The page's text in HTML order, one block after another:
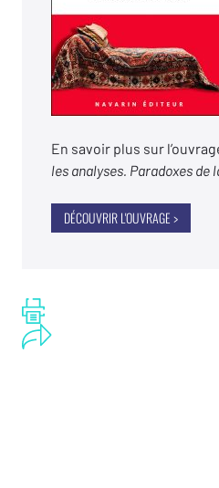
En savoir plus sur
les analyses. Paradoxes de
DÉCOUVRIR L'OUVRAGE >